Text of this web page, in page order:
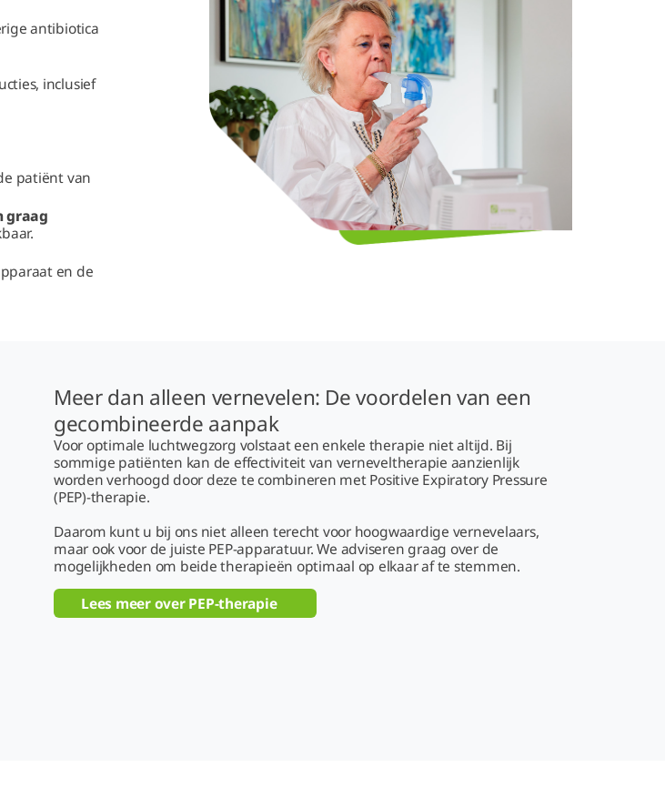
antibiotica
inclusief
patiënt van
graag
en de
Meer dan alleen vernevelen: De voordelen van een
gecombineerde aanpak
Voor optimale luchtwegzorg volstaat een enkele therapie niet altijd. Bij
sommige patiënten kan de effectiviteit van verneveltherapie aanzienlijk
worden verhoogd door deze te combineren met Positive Expiratory Pressure
(PEP)-therapie.
Daarom kunt u bij ons niet alleen terecht voor hoogwaardige vernevelaars,
maar ook voor de juiste PEP-apparatuur. We adviseren graag over de
mogelijkheden om beide therapieën optimaal op elkaar af te stemmen.
Lees meer over PEP-therapie